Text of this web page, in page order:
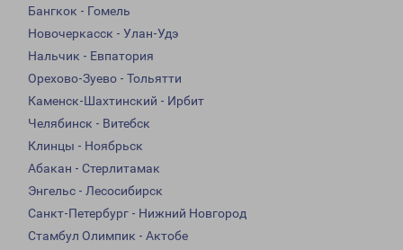
Бангкок - Гомель
Новочеркасск - Улан-Удэ
Нальчик - Евпатория
Орехово-Зуево - Тольятти
Каменск-Шахтинский - Ирбит
Челябинск - Витебск
Клинцы - Ноябрьск
Абакан - Стерлитамак
Энгельс - Лесосибирск
Санкт-Петербург - Нижний Новгород
Стамбул Олимпик - Актобе